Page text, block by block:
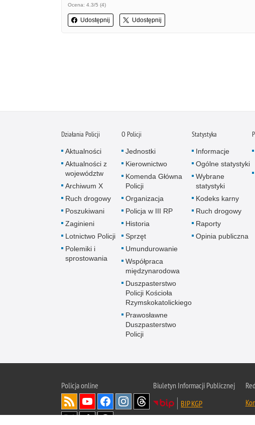
Ocena: 4.3/5 (4)
Udostępnij Udostępnij
Działania Policji
Aktualności
Aktualności z
województw
Archiwum X
Ruch drogowy
Poszukiwani
Zaginieni
Lotnictwo Policji
Polemiki i
sprostowania
O Policji
Jednostki
Kierownictwo
Komenda Główna
Policji
Organizacja
Policja w III RP
Historia
Sprzęt
Umundurowanie
Współpraca
międzynarodowa
Duszpasterstwo
Policji Kościoła
Rzymskokatolickiego
Prawosławne
Duszpasterstwo
Policji
Statystyka
Informacje
Ogólne statystyki
Wybrane
statystyki
Kodeks karny
Ruch drogowy
Raporty
Opinia publiczna
Policjaonline
Biuletyn Informacji Publicznej
BIP KGP